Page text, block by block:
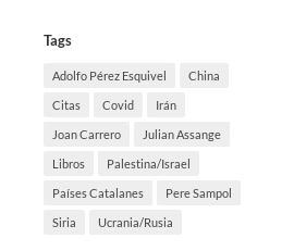
Tags
Adolfo Pérez Esquivel China
Citas Covid Irán
Joan Carrero Julian Assange
Libros Palestina/Israel
Países Catalanes Pere Sampol
Siria Ucrania/Rusia